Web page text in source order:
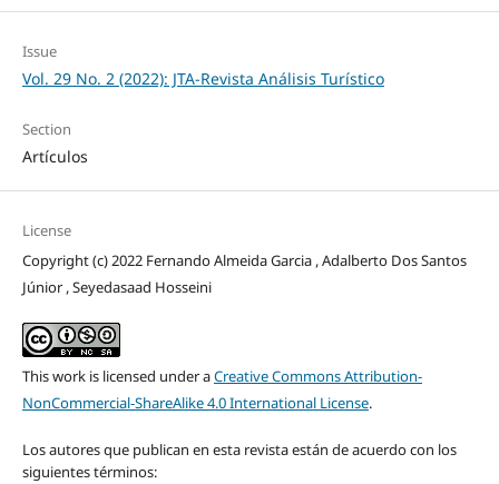
Issue
Vol. 29 No. 2 (2022): JTA-Revista Análisis Turístico
Section
Artículos
License
Copyright (c) 2022 Fernando Almeida Garcia , Adalberto Dos Santos
Júnior , Seyedasaad Hosseini
This work is licensed under aCreative Commons Attribution-
NonCommercial-ShareAlike 4.0 International License.
Los autores que publican en esta revista están de acuerdo con los
siguientes términos: